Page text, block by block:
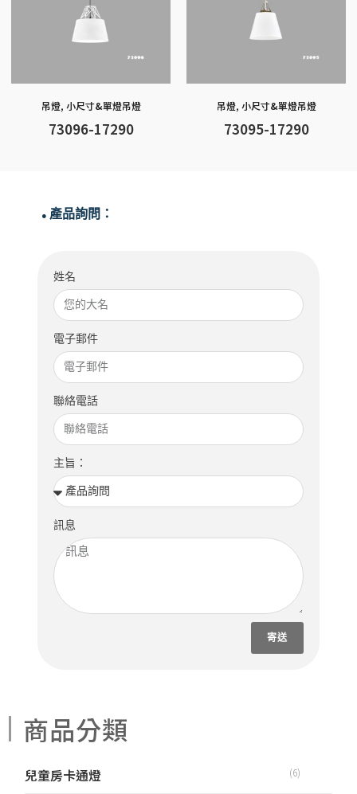
吊燈, 小尺寸&單燈吊燈
73096-17290
吊燈, 小尺寸&單燈吊燈
73095-17290
● 產品詢問：
姓名
電子郵件
聯絡電話
主旨：
訊息
寄送
商品分類
兒童房卡通燈 (6)